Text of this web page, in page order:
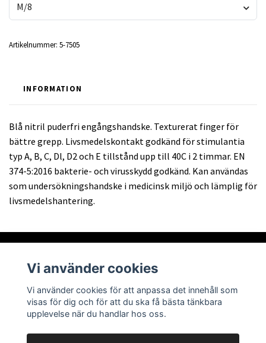
M/8
Artikelnummer: 5-7505
INFORMATION
Blå nitril puderfri engångshandske. Texturerat finger för
bättre grepp. Livsmedelskontakt godkänd för stimulantia
typ A, B, C, Dl, D2 och E tillstånd upp till 40C i 2 timmar. EN
374-5:2016 bakterie- och virusskydd godkänd. Kan användas
som undersökningshandske i medicinsk miljö och lämplig för
livsmedelshantering.
Om oss
Läs mer
Vi använder cookies
Vi använder cookies för att anpassa det innehåll som
visas för dig och för att du ska få bästa tänkbara
upplevelse när du handlar hos oss.